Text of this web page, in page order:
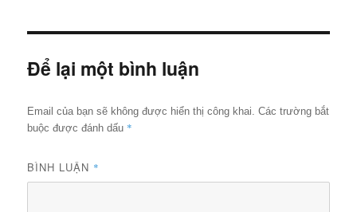
Để lại một bình luận
Email của bạn sẽ không được hiển thị công khai.
Các trường bắt
buộc được đánh dấu *
BÌNH LUẬN *